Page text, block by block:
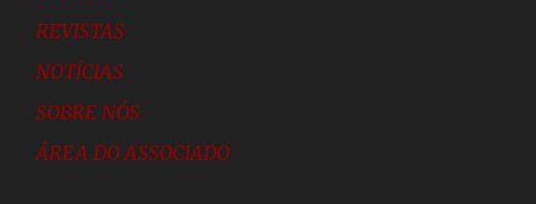
REVISTAS
NOTÍCIAS
SOBRE NÓS
ÁREA DO ASSOCIADO